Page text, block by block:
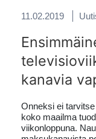
11.02.2019
kanavia
Onneksi ei
koko maailma
viikonloppuna.